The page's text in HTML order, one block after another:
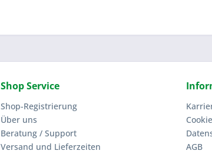
Shop Service
Shop-Registrierung
Über uns
Beratung / Support
Versand und Lieferzeiten
AGB